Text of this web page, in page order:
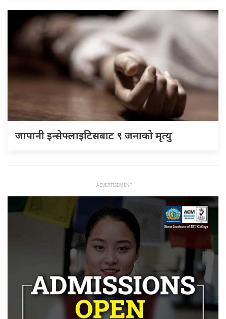
जापानी इन्सेफ्लाइटिसबाट ९ जनाको मृत्यु